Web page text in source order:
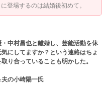
登場するのは結婚後初めて。
中村昌也と離婚し、芸能活動を休
にしてますか？という連絡はちょ
り合っていることも明かした。
の小崎陽一氏